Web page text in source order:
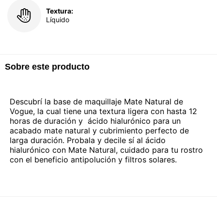
Textura:
Líquido
Sobre este producto
Descubrí la base de maquillaje Mate Natural de
Vogue, la cual tiene una textura ligera con hasta 12
horas de duración y ácido hialurónico para un
acabado mate natural y cubrimiento perfecto de
larga duración. Probala y decile sí al ácido
hialurónico con Mate Natural, cuidado para tu rostro
con el beneficio antipolución y filtros solares.